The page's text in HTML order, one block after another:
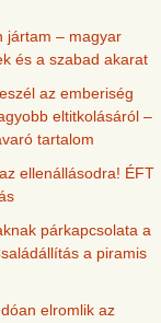
jártam – magyar
és a szabad akarat
az emberiség
eltitkolásáról –
tartalom
ellenállásodra! ÉFT
párkapcsolata a
a piramis
elromlik az